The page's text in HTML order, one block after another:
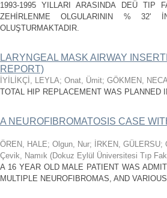
1993-1995 YILLARI ARASINDA DEÜ TIP
ZEHİRLENME OLGULARININ % 32'
OLUŞTURMAKTADIR.
LARYNGEAL MASK AIRWAY
REPORT)
İYİLİKÇİ, LEYLA; Onat, Ümit; GÖKMEN,
TOTAL HIP REPLACEMENT WAS PLANNED
A NEUROFIBROMATOSIS CASE
ÖREN, HALE; Olgun, Nur; İRKEN, GÜLERSU;
Çevik, Namık (Dokuz Eylül Üniversitesi Tıp
A 16 YEAR OLD MALE PATIENT WAS
MULTIPLE NEUROFIBROMAS, AND